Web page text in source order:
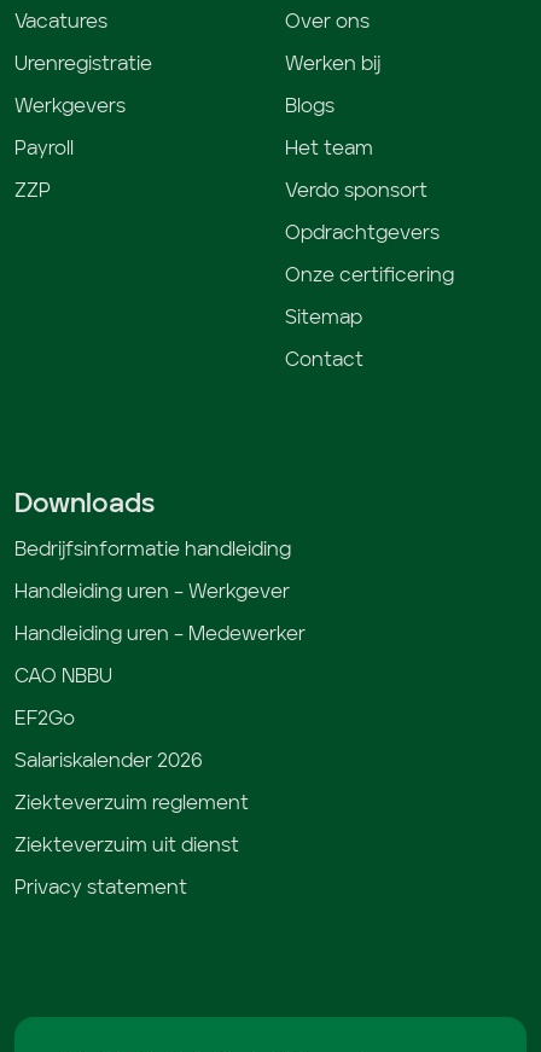
Vacatures
Urenregistratie
Werkgevers
Payroll
ZZP
Over ons
Werken bij
Blogs
Het team
Verdo sponsort
Opdrachtgevers
Onze certificering
Sitemap
Contact
Downloads
Bedrijfsinformatie handleiding
Handleiding uren – Werkgever
Handleiding uren – Medewerker
CAO NBBU
EF2Go
Salariskalender 2026
Ziekteverzuim reglement
Ziekteverzuim uit dienst
Privacy statement